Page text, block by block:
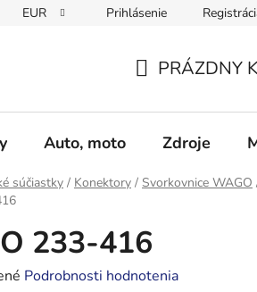
Obchodné podmienky Podmienky
EUR Prihlásenie
KOŠÍK
PRÁZDNY
Auto, moto Zdroje
súčiastky / Konektory / Svorkovnice WAGO
233-416
Podrobnosti hodnotenia